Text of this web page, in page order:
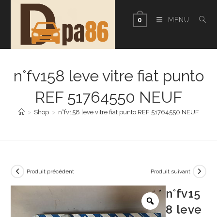
0 MENU
n°fv158 leve vitre fiat punto
REF 51764550 NEUF
> Shop > n°fv158 leve vitre fiat punto REF 51764550 NEUF
Produit précédent Produit suivant
n°fv15
8 leve